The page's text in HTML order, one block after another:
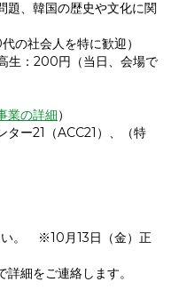
題、韓国の歴史や文化に関
の社会人を特に歓迎）
生：200円（当日、会場で
業の詳細）
ター21（ACC21）、（特
い。 ※10月13日（金）正
詳細をご連絡します。